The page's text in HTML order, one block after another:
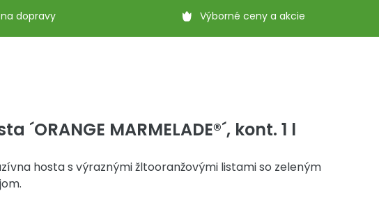
dopravy Výborné ceny a akcie
´ORANGE MARMELADE®´, kont. 1 l
hosta s výraznými žltooranžovými listami so zeleným